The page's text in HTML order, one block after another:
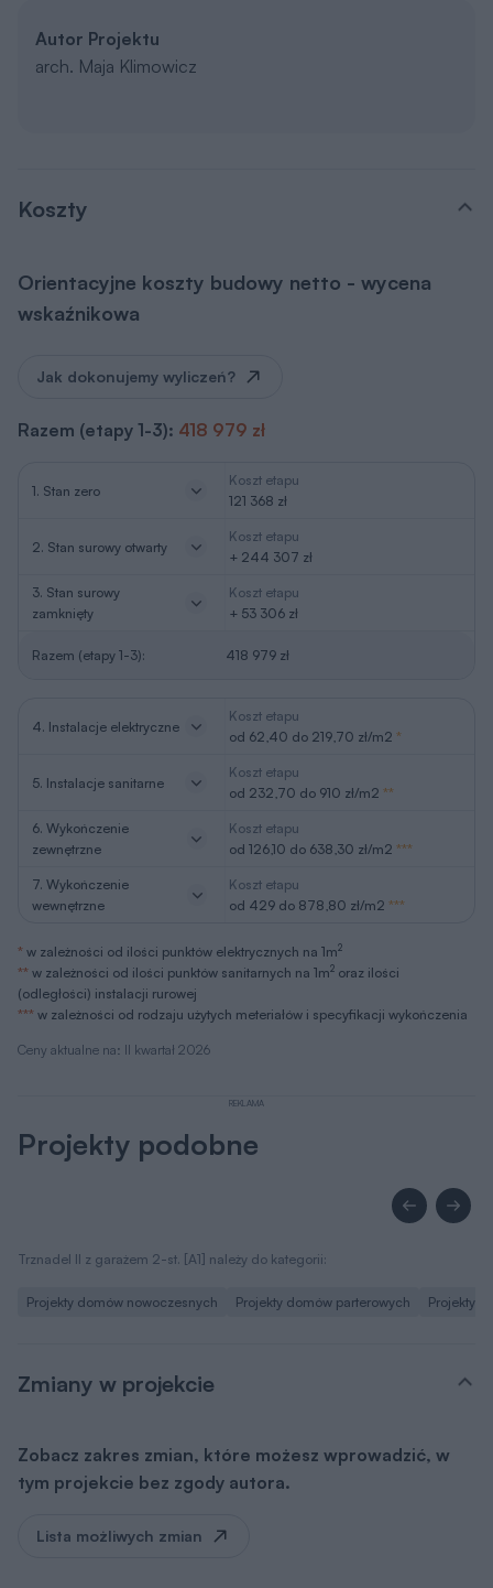
Autor Projektu
arch. Maja Klimowicz
Koszty
Orientacyjne koszty budowy netto - wycena
wskaźnikowa
Ceny aktualne na: II kwartał 2026
Jak dokonujemy wyliczeń?
Razem (etapy 1-3): 418 979 zł
1. Stan zero
Koszt etapu
121 368 zł
2. Stan surowy otwarty
Koszt etapu
+ 244 307 zł
3. Stan surowy
zamknięty
Koszt etapu
+ 53 306 zł
Razem (etapy 1-3): 418 979 zł
4. Instalacje elektryczne
Koszt etapu
od 62,40 do 219,70 zł/m2 *
5. Instalacje sanitarne
Koszt etapu
od 232,70 do 910 zł/m2 **
6. Wykończenie
zewnętrzne
Koszt etapu
od 126,10 do 638,30 zł/m2 ***
7. Wykończenie
wewnętrzne
Koszt etapu
od 429 do 878,80 zł/m2 ***
* w zależności od ilości punktów elektrycznych na 1m2
** w zależności od ilości punktów sanitarnych na 1m2 oraz ilości
(odległości) instalacji rurowej
*** w zależności od rodzaju użytych meteriałów i specyfikacji wykończenia
REKLAMA
Projekty podobne
Trznadel II z garażem 2-st. [A1] należy do kategorii:
Projekty domów nowoczesnych Projekty domów parterowych Projekty
Zmiany w projekcie
Zobacz zakres zmian, które możesz wprowadzić, w
tym projekcie bez zgody autora.
Lista możliwych zmian